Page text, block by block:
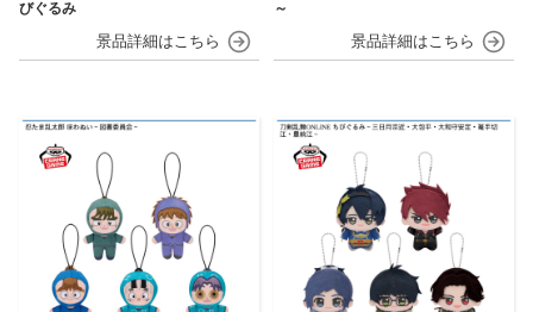
びぐるみ
～